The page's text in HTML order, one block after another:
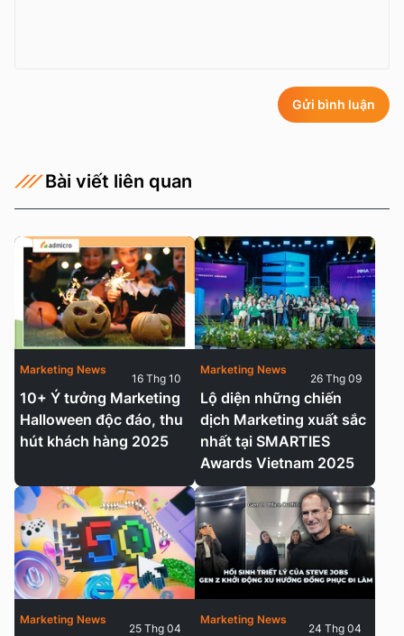
Gửi bình luận
Bài viết liên quan
10+ Ý tưởng Marketing
Halloween độc đáo, thu
hút khách hàng 2025
Marketing News
16 Thg 10
Lộ diện những chiến
dịch Marketing xuất sắc
nhất tại SMARTIES
Awards Vietnam 2025
Marketing News
26 Thg 09
Marketing News
25 Thg 04
Marketing News
24 Thg 04